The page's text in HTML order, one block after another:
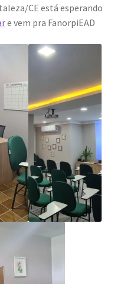
CE está esperando
e vem pra FanorpiEAD